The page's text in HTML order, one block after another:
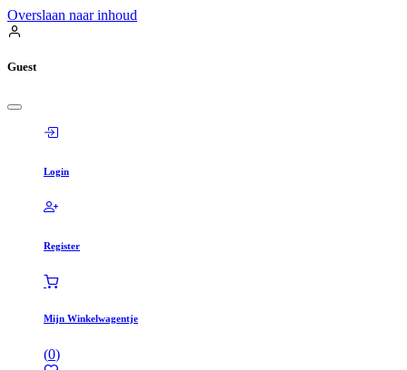
Overslaan naar inhoud
Guest
Login
Register
Mijn Winkelwagentje
(0)